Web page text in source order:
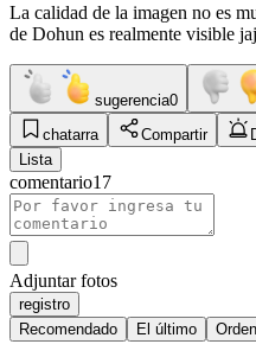
La calidad de la imagen no es
de Dohun es realmente visible
sugerencia0
chatarra
Compartir
Lista
comentario17
Adjuntar fotos
registro
Recomendado
El último